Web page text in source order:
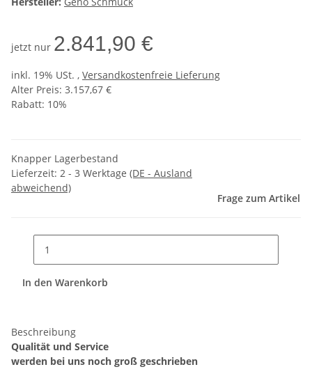
jetzt nur 2.841,90 €
inkl. 19% USt. , Versandkostenfreie Lieferung
Alter Preis: 3.157,67 €
Rabatt: 10%
Knapper Lagerbestand
Lieferzeit: 2 - 3 Werktage (DE - Ausland
abweichend)
Frage zum Artikel
In den Warenkorb
Beschreibung
Qualität und Service
werden bei uns noch groß geschrieben